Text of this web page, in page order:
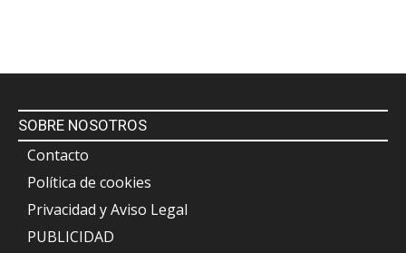
SOBRE NOSOTROS
Contacto
Política de cookies
Privacidad y Aviso Legal
PUBLICIDAD